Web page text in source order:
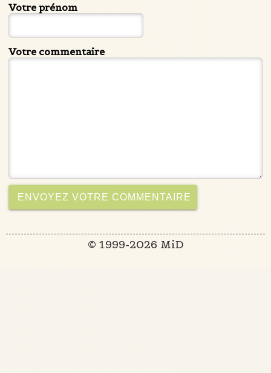
Votre prénom
Votre commentaire
© 1999-2026 MiD